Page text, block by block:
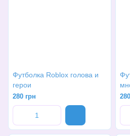
Футболка Roblox голова и
герои
280 грн